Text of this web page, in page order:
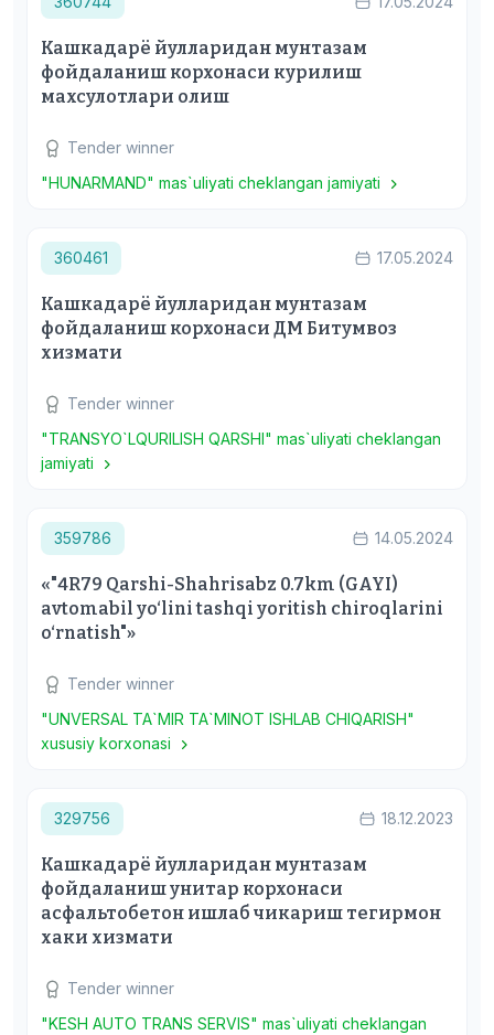
Кашкадарё йулларидан мунтазам
фойдаланиш корхонаси курилиш
махсулотлари олиш
Tender winner
"HUNARMAND" mas`uliyati cheklangan jamiyati
360461 17.05.2024
Кашкадарё йулларидан мунтазам
фойдаланиш корхонаси ДМ Битумвоз
хизмати
Tender winner
"TRANSYO`LQURILISH QARSHI" mas`uliyati cheklangan
jamiyati
359786 14.05.2024
«"4R79 Qarshi-Shahrisabz 0.7km (GAYI)
avtomabil yo‘lini tashqi yoritish chiroqlarini
o‘rnatish"»
Tender winner
"UNVERSAL TA`MIR TA`MINOT ISHLAB CHIQARISH"
xususiy korxonasi
329756 18.12.2023
Кашкадарё йулларидан мунтазам
фойдаланиш унитар корхонаси
асфальтобетон ишлаб чикариш тегирмон
хаки хизмати
Tender winner
"KESH AUTO TRANS SERVIS" mas`uliyati cheklangan